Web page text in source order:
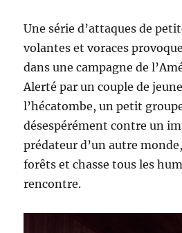
Une série d’attaques de
volantes et voraces
dans une campagne de
Alerté par un couple de
l’hécatombe, un petit
désespérément contre un
prédateur d’un autre
forêts et chasse tous les
rencontre.